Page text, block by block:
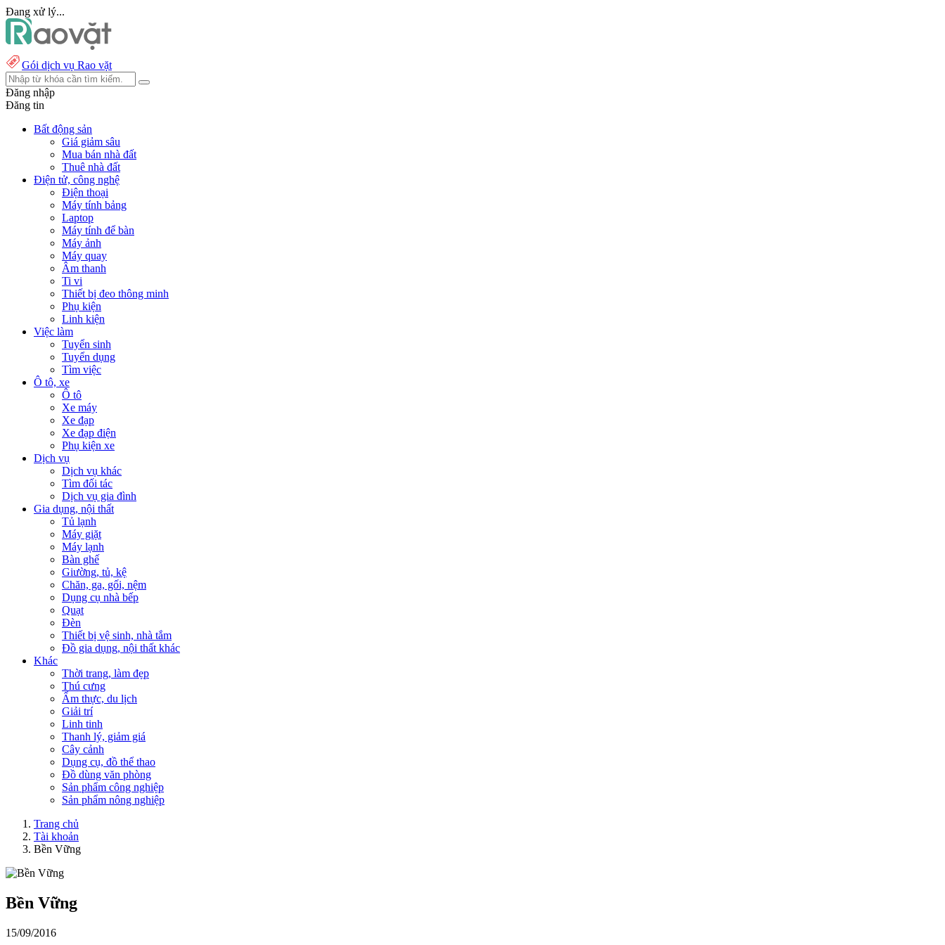
Đang xử lý...
Gói dịch vụ Rao vặt
Đăng nhập
Đăng tin
Bất động sản
Giá giảm sâu
Mua bán nhà đất
Thuê nhà đất
Điện tử, công nghệ
Điện thoại
Máy tính bảng
Laptop
Máy tính để bàn
Máy ảnh
Máy quay
Âm thanh
Ti vi
Thiết bị đeo thông minh
Phụ kiện
Linh kiện
Việc làm
Tuyển sinh
Tuyển dụng
Tìm việc
Ô tô, xe
Ô tô
Xe máy
Xe đạp
Xe đạp điện
Phụ kiện xe
Dịch vụ
Dịch vụ khác
Tìm đối tác
Dịch vụ gia đình
Gia dụng, nội thất
Tủ lạnh
Máy giặt
Máy lạnh
Bàn ghế
Giường, tủ, kệ
Chăn, ga, gối, nệm
Dụng cụ nhà bếp
Quạt
Đèn
Thiết bị vệ sinh, nhà tắm
Đồ gia dụng, nội thất khác
Khác
Thời trang, làm đẹp
Thú cưng
Ẩm thực, du lịch
Giải trí
Linh tinh
Thanh lý, giảm giá
Cây cảnh
Dụng cụ, đồ thể thao
Đồ dùng văn phòng
Sản phẩm công nghiệp
Sản phẩm nông nghiệp
Trang chủ
Tài khoản
Bền Vững
Bền Vững
15/09/2016